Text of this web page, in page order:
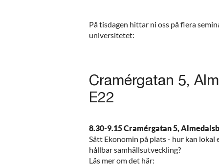
På tisdagen hittar ni oss på flera
universitetet:
Cramérgatan 5,
E22
8.30-9.15 Cramérgatan 5,
Sätt Ekonomin på plats - hur kan
hållbar samhällsutveckling?
Läs mer om det här: